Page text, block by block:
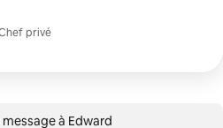
privé
message à Edward